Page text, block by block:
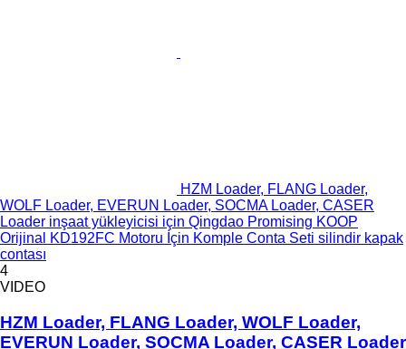
HZM Loader, FLANG Loader,
WOLF Loader, EVERUN Loader, SOCMA Loader, CASER
Loader inşaat yükleyicisi için Qingdao Promising KOOP
Orijinal KD192FC Motoru İçin Komple Conta Seti silindir kapak
contası
4
VIDEO
HZM Loader, FLANG Loader, WOLF Loader,
EVERUN Loader, SOCMA Loader, CASER Loader